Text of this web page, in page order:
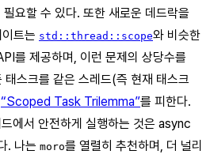
요할 수 있다. 또한 새로운 데드락을
트는 std::thread::scope와 비슷한
를 제공하며, 이런 문제의 상당수를
태스크를 같은 스레드(즉 현재 태스크
“Scoped Task Trilemma”를 피한다.
에서 안전하게 실행하는 것은 async
. 나는 moro를 열렬히 추천하며, 더 널리